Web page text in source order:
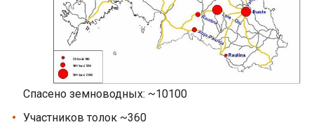
Спасено земноводных: ~10100
Участников толок ~360